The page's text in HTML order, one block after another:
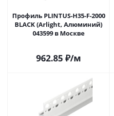
Профиль PLINTUS-H35-F-2000
BLACK (Arlight, Алюминий)
043599 в Москве
962.85 ₽/м